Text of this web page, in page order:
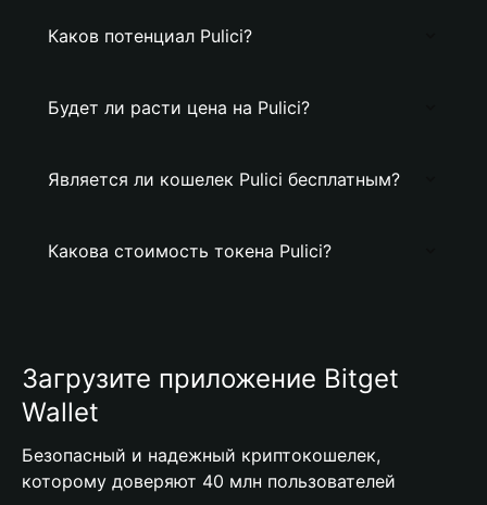
Каков потенциал Pulici?
Будет ли расти цена на Pulici?
Является ли кошелек Pulici бесплатным?
Какова стоимость токена Pulici?
Загрузите приложение Bitget
Wallet
Безопасный и надежный криптокошелек,
которому доверяют 40 млн пользователей